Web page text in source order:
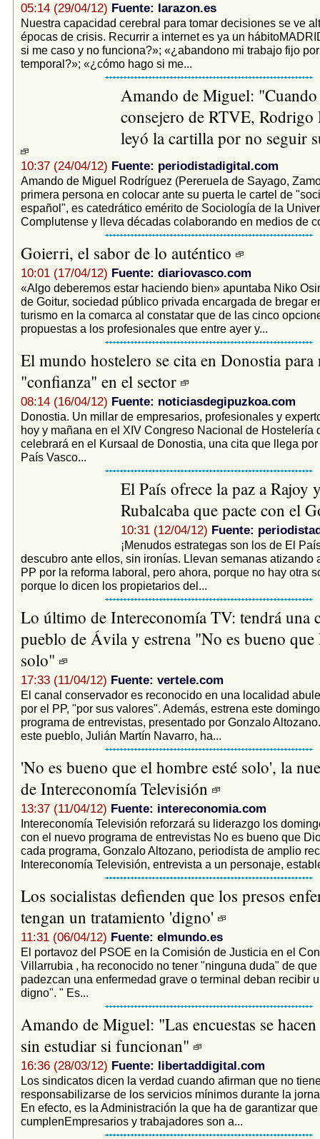
05:14 (29/04/12) Fuente: larazon.es
Nuestra capacidad cerebral para tomar decisiones se ve
épocas de crisis. Recurrir a internet es ya un
si me caso y no funciona?»; «¿abandono mi trabajo fijo
temporal?»; «¿cómo hago si me...
Amando de Miguel: "Cuando
consejero de RTVE, Rodrigo
leyó la cartilla por no seguir
10:37 (24/04/12) Fuente: periodistadigital.com
Amando de Miguel Rodríguez (Pereruela de Sayago,
primera persona en colocar ante su puerta le cartel de
español", es catedrático emérito de Sociología de la
Complutense y lleva décadas colaborando en medios de
Goierri, el sabor de lo auténtico
10:01 (17/04/12) Fuente: diariovasco.com
«Algo deberemos estar haciendo bien» apuntaba Niko
de Goitur, sociedad público privada encargada de bregar
turismo en la comarca al constatar que de las cinco
propuestas a los profesionales que entre ayer y...
El mundo hostelero se cita en Donostia para
"confianza" en el sector
08:14 (16/04/12) Fuente: noticiasdegipuzkoa.com
Donostia. Un millar de empresarios, profesionales y
hoy y mañana en el XIV Congreso Nacional de Hostelería
celebrará en el Kursaal de Donostia, una cita que llega
País Vasco...
El País ofrece la paz a Rajoy
Rubalcaba que pacte con el
10:31 (12/04/12) Fuente:
¡Menudos estrategas son los de El
descubro ante ellos, sin ironías. Llevan semanas atizando
PP por la reforma laboral, pero ahora, porque no hay otra
porque lo dicen los propietarios del...
Lo último de Intereconomía TV: tendrá una
pueblo de Ávila y estrena "No es bueno que
solo"
17:33 (11/04/12) Fuente: vertele.com
El canal conservador es reconocido en una localidad
por el PP, "por sus valores". Además, estrena este
programa de entrevistas, presentado por Gonzalo
este pueblo, Julián Martín Navarro, ha...
'No es bueno que el hombre esté solo', la
de Intereconomía Televisión
13:37 (11/04/12) Fuente: intereconomia.com
Intereconomía Televisión reforzará su liderazgo los
con el nuevo programa de entrevistas No es bueno que
cada programa, Gonzalo Altozano, periodista de amplio
Intereconomía Televisión, entrevista a un personaje,
Los socialistas defienden que los presos
tengan un tratamiento 'digno'
11:31 (06/04/12) Fuente: elmundo.es
El portavoz del PSOE en la Comisión de Justicia en el
Villarrubia , ha reconocido no tener "ninguna duda" de
padezcan una enfermedad grave o terminal deban recibir
digno". " Es...
Amando de Miguel: "Las encuestas se
sin estudiar si funcionan"
16:36 (28/03/12) Fuente: libertaddigital.com
Los sindicatos dicen la verdad cuando afirman que no
responsabilizarse de los servicios mínimos durante la
En efecto, es la Administración la que ha de garantizar que
cumplenEmpresarios y trabajadores son a...